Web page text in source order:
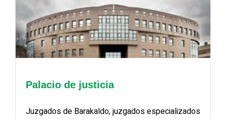
Palacio de justicia
Juzgados de Barakaldo, juzgados especializados